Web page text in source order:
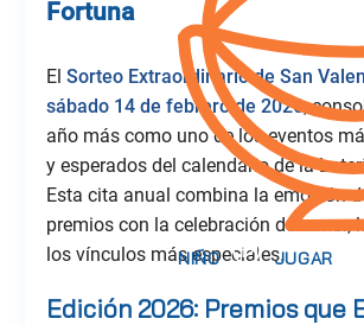
Fortuna
El Sorteo Extraordinario de San
sábado 14 de febrero de 2026,
año más como uno de los eventos
y esperados del calendario de la
Esta cita anual combina la emoción
premios con la celebración del amor,
los vínculos más especiales.
Edición 2026: Premios que